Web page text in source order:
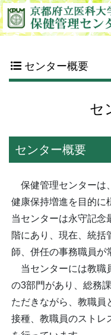
センター概要
セ
センター概要
保健管理センターは
健康保持増進を目的に
当センターは永守記念
階にあり、現在、統括
師、併任の事務職員が
当センターには教職
の3部門があり、総務
ただきながら、教職員
接種、教職員のストレ